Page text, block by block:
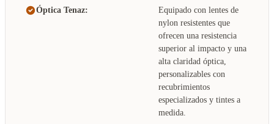
Óptica Tenaz:
Equipado con lentes de
nylon resistentes que
ofrecen una resistencia
superior al impacto y una
alta claridad óptica,
personalizables con
recubrimientos
especializados y tintes a
medida.